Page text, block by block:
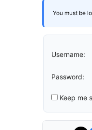
You must be
Username:
Password:
Keep me